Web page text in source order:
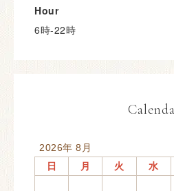
Hour
6時-22時
2026年 8月
日
月 火 水